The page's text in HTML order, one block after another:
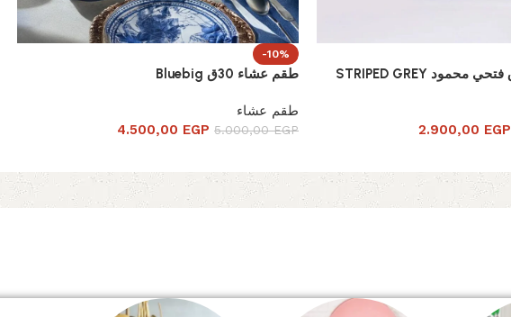
2.900,00 EGP
-10%
طقم عشاء 30ق Bluebig
طقم عشاء
5.000,00EGP
4.500,00 EGP